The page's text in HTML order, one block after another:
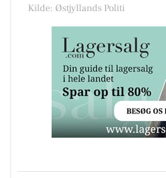
Kilde: Østjyllands Politi